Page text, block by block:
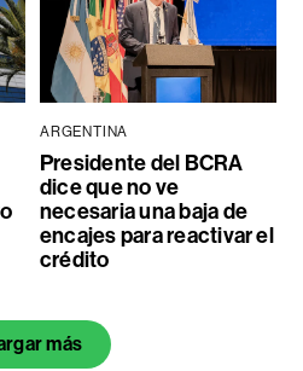
ARGENTINA
Presidente del BCRA
dice que no ve
necesaria una baja de
encajes para reactivar el
crédito
más